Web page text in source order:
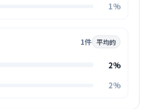
1%
1件 平均的
2%
2%